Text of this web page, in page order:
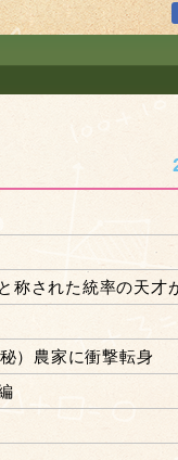
称された統率の天才
）農家に衝撃転身